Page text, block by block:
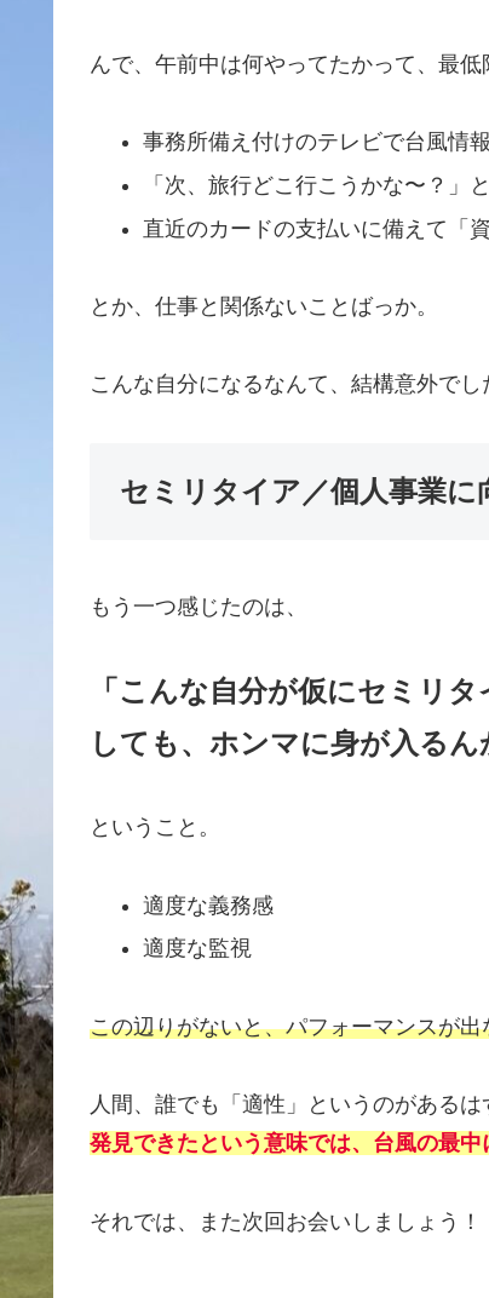
んで、午前中は何やってたかって、最低
事務所備え付けのテレビで台風情
「次、旅行どこ行こうかな〜？」
直近のカードの支払いに備えて「
とか、仕事と関係ないことばっか。
こんな自分になるなんて、結構意外で
セミリタイア／個人事業に
もう一つ感じたのは、
「こんな自分が仮にセミリタ
しても、ホンマに身が入るん
ということ。
適度な義務感
適度な監視
この辺りがないと、パフォーマンスが
人間、誰でも「適性」というのがあるは
発見できたという意味では、台風の最
それでは、また次回お会いしましょう！